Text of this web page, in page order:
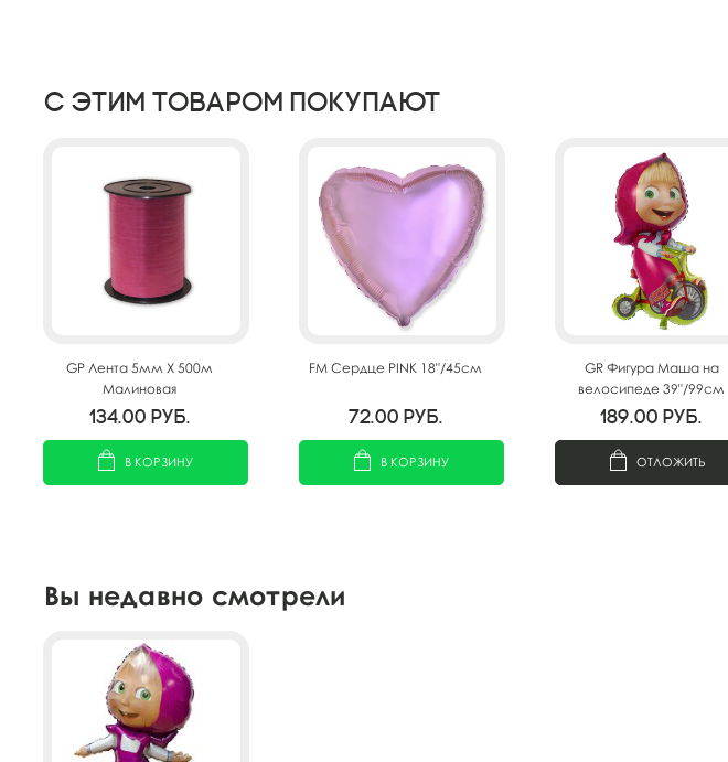
С этим товаром покупают
GP Лента 5мм X 500м
Малиновая
134.00 руб.
В КОРЗИНУ
FM Сердце PINK 18"/45см
72.00 руб.
В КОРЗИНУ
GR Фигура Маша на
велосипеде 39"/99см
189.00 руб.
ОТЛОЖИТЬ
Вы недавно смотрели